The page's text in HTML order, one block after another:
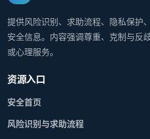
提供风险识别、求助流程、隐私保护
安全信息。内容强调尊重、克制与反
或心理服务。
资源入口
安全首页
风险识别与求助流程